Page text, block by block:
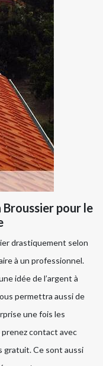
pour le
drastiquement selon
à un professionnel.
idée de l’argent à
permettra aussi de
une fois les
prenez contact avec
gratuit. Ce sont aussi